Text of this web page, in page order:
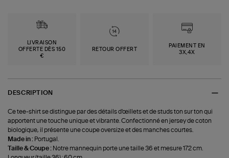
LIVRAISON
OFFERTE DÈS 150
€
RETOUR OFFERT
PAIEMENT EN
3X,4X
DESCRIPTION
Ce tee-shirt se distingue par des détails d'œillets et de studs ton sur ton qui
apportent une touche unique et vibrante. Confectionné en jersey de coton
biologique, il présente une coupe oversize et des manches courtes.
Made in : Portugal.
Taille & Coupe : Notre mannequin porte une taille 36 et mesure 172 cm.